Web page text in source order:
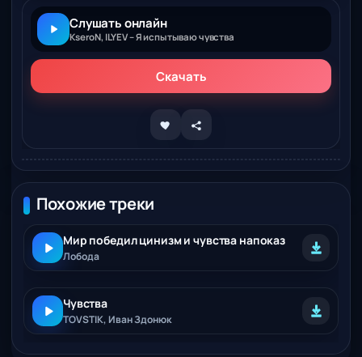
Слушать онлайн
KseroN, ILYEV – Я испытываю чувства
Скачать
Похожие треки
Мир победил цинизм и чувства напоказ
Лобода
Чувства
TOVSTIK, Иван Здонюк